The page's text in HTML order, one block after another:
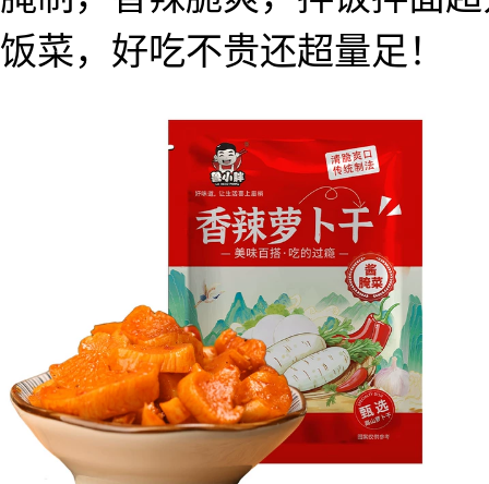
饭菜，好吃不贵还超量足！